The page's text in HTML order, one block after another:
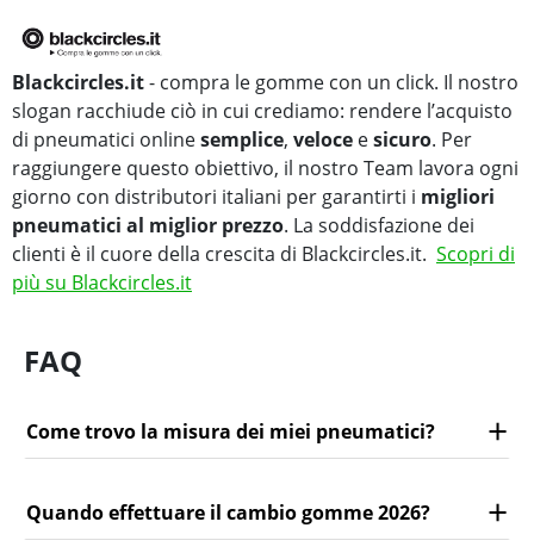
Blackcircles.it- compra le gomme con un click. Il nostro
slogan racchiude ciò in cui crediamo: rendere l’acquisto
di pneumatici onlinesemplice, veloce esicuro. Per
raggiungere questo obiettivo, il nostro Team lavora ogni
giorno con distributori italiani per garantirti i migliori
pneumatici al miglior prezzo. La soddisfazione dei
clienti è il cuore della crescita di Blackcircles.it. Scopri di
più su Blackcircles.it
FAQ
Come trovo la misura dei miei pneumatici?
Quando effettuare il cambio gomme 2026?